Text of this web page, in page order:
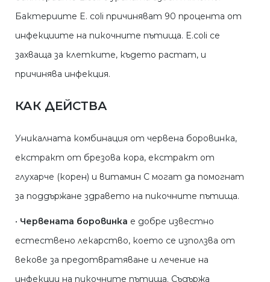
Бактериите E. coli причиняват 90 процента от
инфекциите на пикочните пътища. E.coli се
захваща за клетките, където растат, и
причинява инфекция.
КАК ДЕЙСТВА
Уникалната комбинация от червена боровинка,
екстракт от брезова кора, екстракт от
глухарче (корен) и витамин С могат да помогнат
за поддържане здравето на пикочните пътища.
• Червената боровинка е добре известно
естествено лекарство, което се използва от
векове за предотвратяване и лечение на
инфекции на пикочните пътища. Съдържа